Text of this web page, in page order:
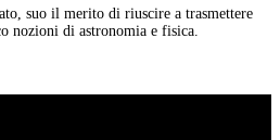
suo il merito di riuscire a trasmettere
nozioni di astronomia e fisica.